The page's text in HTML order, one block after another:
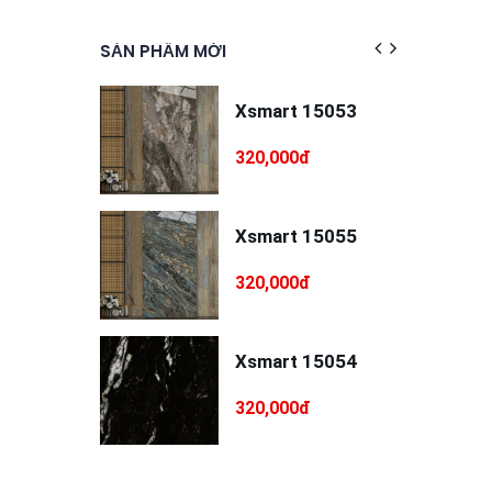
SẢN PHẨM MỚI
Xsmart 15053
320,000đ
Xsmart 15055
320,000đ
Xsmart 15054
320,000đ